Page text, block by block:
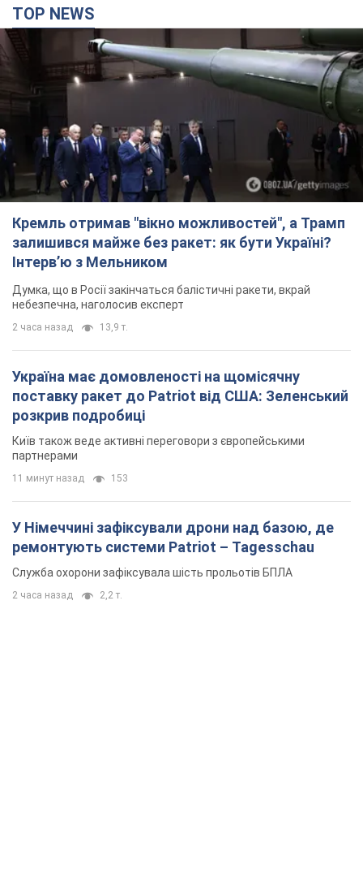
TOP NEWS
Кремль отримав "вікно можливостей", а Трамп
залишився майже без ракет: як бути Україні?
Інтерв’ю з Мельником
Думка, що в Росії закінчаться балістичні ракети, вкрай
небезпечна, наголосив експерт
2 часа назад 13,9 т.
Україна має домовленості на щомісячну
поставку ракет до Patriot від США: Зеленський
розкрив подробиці
Київ також веде активні переговори з європейськими
партнерами
11 минут назад 153
У Німеччині зафіксували дрони над базою, де
ремонтують системи Patriot – Tagesschau
Служба охорони зафіксувала шість прольотів БПЛА
2 часа назад 2,2 т.